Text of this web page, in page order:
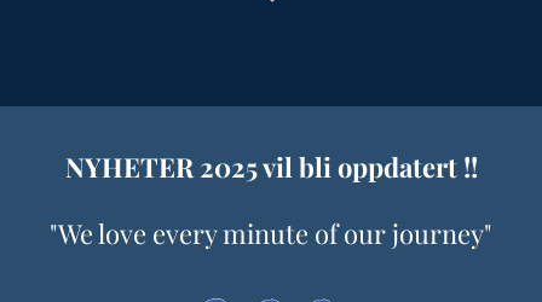
NYHETER 2025 vil bli oppdatert !!
"We love every minute of our journey"